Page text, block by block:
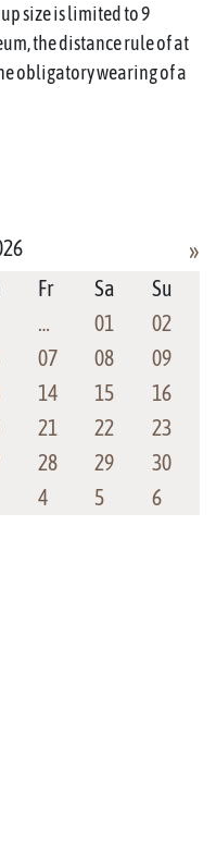
size is limited to 9
the distance rule of at
obligatory wearing of a
»
Fr Sa
Su
… 01
02
07 08
09
14 15
16
21 22
23
28 29
30
4 5 6